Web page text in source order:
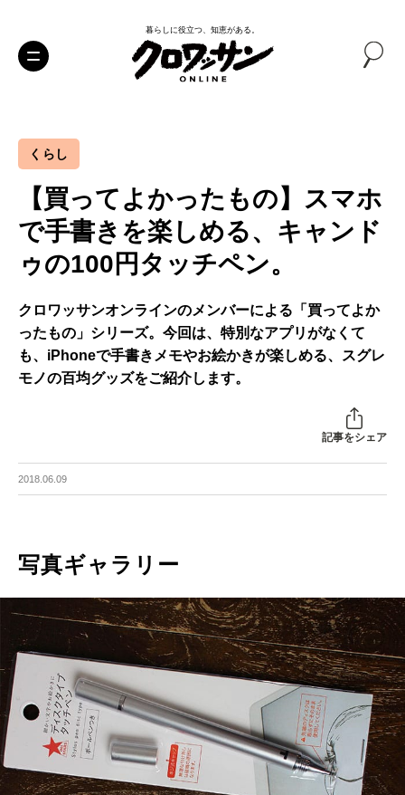
暮らしに役立つ、知恵がある。
くらし
【買ってよかったもの】スマホ
で手書きを楽しめる、キャンド
ゥの100円タッチペン。
クロワッサンオンラインのメンバーによる「買ってよか
ったもの」シリーズ。今回は、特別なアプリがなくて
も、iPhoneで手書きメモやお絵かきが楽しめる、スグレ
モノの百均グッズをご紹介します。
記事をシェア
2018.06.09
写真ギャラリー